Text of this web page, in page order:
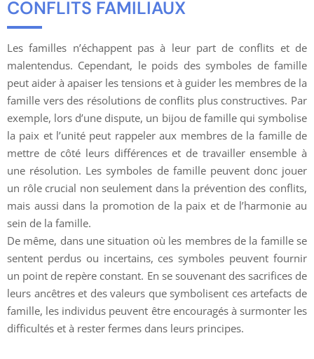
CONFLITS FAMILIAUX
Les familles n’échappent pas à leur part de conflits et de
malentendus. Cependant, le poids des symboles de famille
peut aider à apaiser les tensions et à guider les membres de la
famille vers des résolutions de conflits plus constructives. Par
exemple, lors d’une dispute, un bijou de famille qui symbolise
la paix et l’unité peut rappeler aux membres de la famille de
mettre de côté leurs différences et de travailler ensemble à
une résolution. Les symboles de famille peuvent donc jouer
un rôle crucial non seulement dans la prévention des conflits,
mais aussi dans la promotion de la paix et de l’harmonie au
sein de la famille.
De même, dans une situation où les membres de la famille se
sentent perdus ou incertains, ces symboles peuvent fournir
un point de repère constant. En se souvenant des sacrifices de
leurs ancêtres et des valeurs que symbolisent ces artefacts de
famille, les individus peuvent être encouragés à surmonter les
difficultés et à rester fermes dans leurs principes.